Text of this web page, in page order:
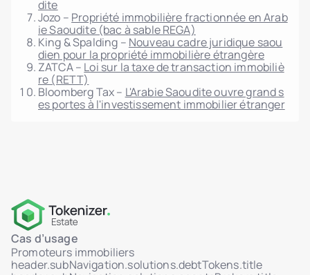
dite
Jozo – Propriété immobilière fractionnée en Arab
ie Saoudite (bac à sable REGA)
King & Spalding – Nouveau cadre juridique saou
dien pour la propriété immobilière étrangère
ZATCA – Loi sur la taxe de transaction immobiliè
re (RETT)
Bloomberg Tax – L'Arabie Saoudite ouvre grand s
es portes à l'investissement immobilier étranger
Cas d’usage
Promoteurs immobiliers
header.subNavigation.solutions.debtTokens.title